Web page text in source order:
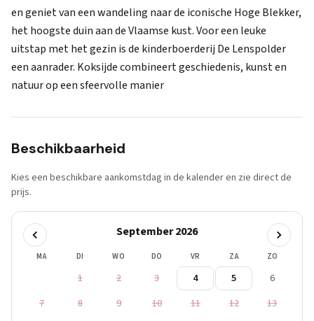
en geniet van een wandeling naar de iconische Hoge Blekker,
het hoogste duin aan de Vlaamse kust. Voor een leuke
uitstap met het gezin is de kinderboerderij De Lenspolder
een aanrader. Koksijde combineert geschiedenis, kunst en
natuur op een sfeervolle manier
Beschikbaarheid
Kies een beschikbare aankomstdag in de kalender en zie direct de
prijs.
September 2026
MA DI WO DO VR ZA ZO
1 2 3 4 5
6
7
8 9 10 11 12
13